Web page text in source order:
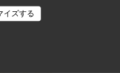
イズする